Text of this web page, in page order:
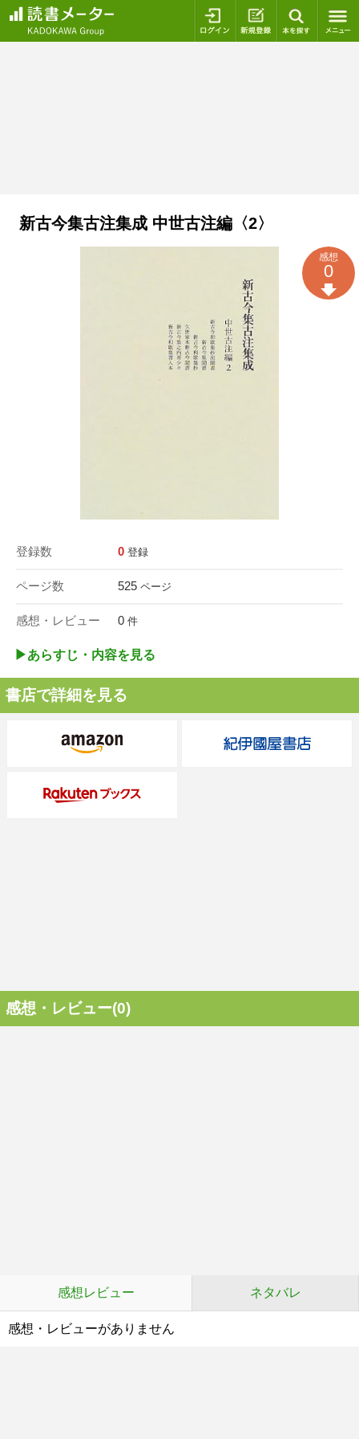
ログイン 新規登録
新古今集古注集成 中世古注編〈2〉
登録数 0 登録
ページ数 525 ページ
感想・レビュー 0 件
感想
0
▶︎あらすじ・内容を見る
書店で詳細を見る
感想・レビュー(0)
感想レビュー ネタバレ
感想・レビューがありません